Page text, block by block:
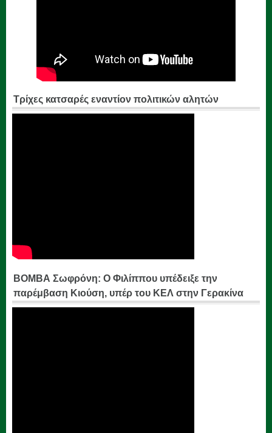
Τρίχες κατσαρές εναντίον πολιτικών αλητών
ΒΟΜΒΑ Σωφρόνη: Ο Φιλίππου υπέδειξε την
παρέμβαση Κιούση, υπέρ του ΚΕΛ στην Γερακίνα